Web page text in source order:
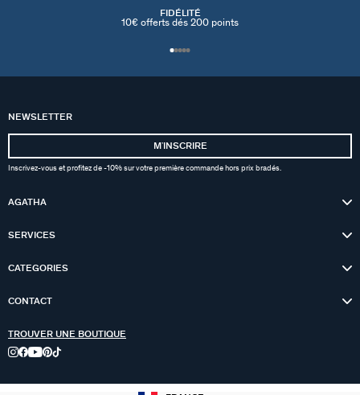
FIDÉLITÉ
10€ offerts dés 200 points
NEWSLETTER
MʼINSCRIRE
Inscrivez-vous et profitez de -10% sur votre première commande hors prix bradés.
AGATHA
SERVICES
CATEGORIES
CONTACT
TROUVER UNE BOUTIQUE